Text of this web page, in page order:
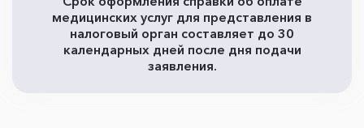
медицинских услуг для представления в
налоговый орган составляет до 30
календарных дней после дня подачи
заявления.